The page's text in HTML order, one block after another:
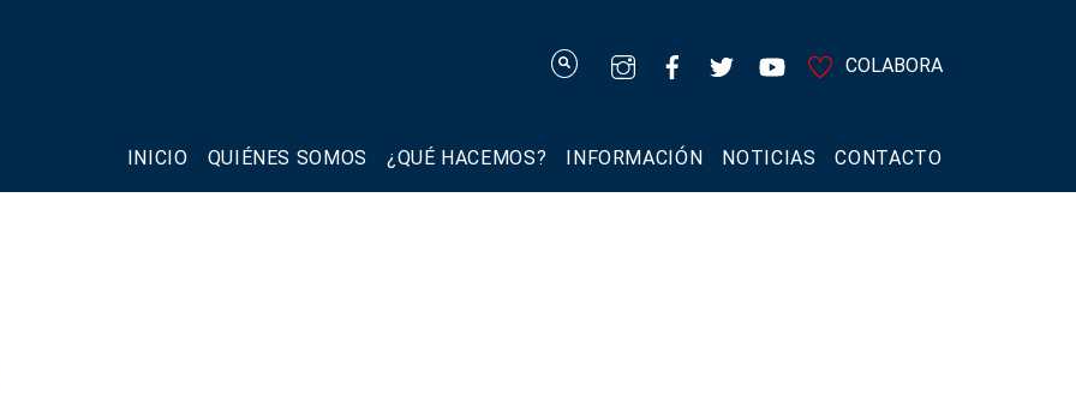
COLABORA
INICIO QUIÉNES SOMOS ¿QUÉ HACEMOS? INFORMACIÓN NOTICIAS CONTACTO